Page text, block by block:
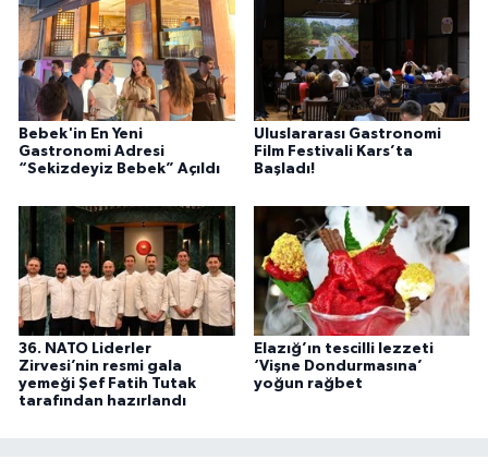
Bebek'in En Yeni
Gastronomi Adresi
“Sekizdeyiz Bebek” Açıldı
Uluslararası Gastronomi
Film Festivali Kars’ta
Başladı!
36. NATO Liderler
Zirvesi’nin resmi gala
yemeği Şef Fatih Tutak
tarafından hazırlandı
Elazığ’ın tescilli lezzeti
‘Vişne Dondurmasına’
yoğun rağbet